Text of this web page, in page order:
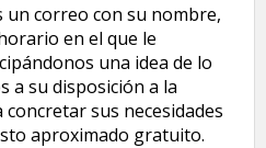
un correo con su nombre,
en el que le
una idea de lo
a su disposición a la
sus necesidades
aproximado gratuito.